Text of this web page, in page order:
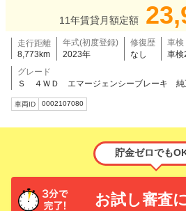
11年賃貸月額定額
走行距離
8,773km
年式(初度登録)
2023年
修復歴
なし
車検
車検
グレード
Ｓ ４ＷＤ エマージェンシーブレーキ 純
車両ID 0002107080
貯金ゼロでも
お試し審査